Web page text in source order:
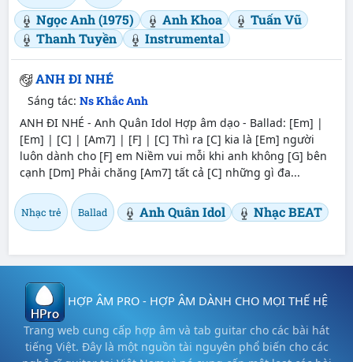
Ngọc Anh (1975)
Anh Khoa
Tuấn Vũ
Thanh Tuyền
Instrumental
ANH ĐI NHÉ
Sáng tác: Ns Khắc Anh
ANH ĐI NHÉ - Anh Quân Idol Hợp âm dạo - Ballad: [Em] |
[Em] | [C] | [Am7] | [F] | [C] Thì ra [C] kia là [Em] người
luôn dành cho [F] em Niềm vui mỗi khi anh không [G] bên
cạnh [Dm] Phải chăng [Am7] tất cả [C] những gì đa...
Nhạc trẻ Ballad Anh Quân Idol Nhạc BEAT
HỢP ÂM PRO - HỢP ÂM DÀNH CHO MỌI THẾ HỆ
Trang web cung cấp hợp âm và tab guitar cho các bài hát
tiếng Việt. Đây là một nguồn tài nguyên phổ biến cho các